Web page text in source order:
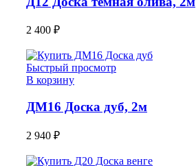
2 400 ₽
Быстрый просмотр
В корзину
ДМ16 Доска дуб, 2м
2 940 ₽